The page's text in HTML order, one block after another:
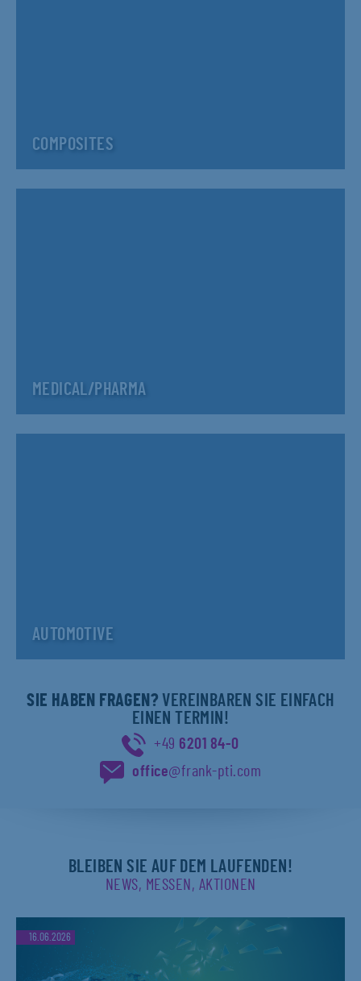
COMPOSITES
MEDICAL/PHARMA
AUTOMOTIVE
SIE HABEN FRAGEN? VEREINBAREN SIE EINFACH
EINEN TERMIN!
+49 6201 84-0
office@frank-pti.com
BLEIBEN SIE AUF DEM LAUFENDEN!
NEWS, MESSEN, AKTIONEN
16.06.2026